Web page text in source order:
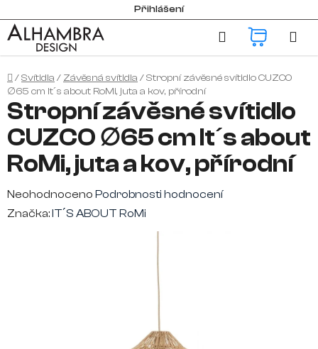
na
obsah
Přihlášení
Hledat
Domů
/Svítidla / Závěsná svítidla /Stropní závěsné svítidlo CUZCO
∅65 cm It´s about RoMi, juta a kov, přírodní
Stropní závěsné svítidlo
CUZCO ∅65 cm It´s about
RoMi, juta a kov, přírodní
Průměrné
hodnocení
Neohodnoceno Podrobnosti hodnocení
Značka:IT´S ABOUT RoMi